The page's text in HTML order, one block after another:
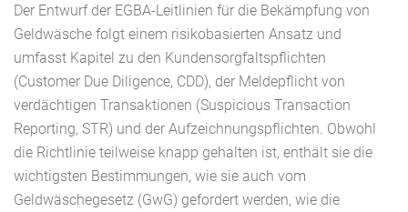
Der Entwurf der EGBA-Leitlinien für die Bekämpfung von
Geldwäsche folgt einem risikobasierten Ansatz und
umfasst Kapitel zu den Kundensorgfaltspflichten
(Customer Due Diligence, CDD), der Meldepflicht von
verdächtigen Transaktionen (Suspicious Transaction
Reporting, STR) und der Aufzeichnungspflichten. Obwohl
die Richtlinie teilweise knapp gehalten ist, enthält sie die
wichtigsten Bestimmungen, wie sie auch vom
Geldwäschegesetz (GwG) gefordert werden, wie die